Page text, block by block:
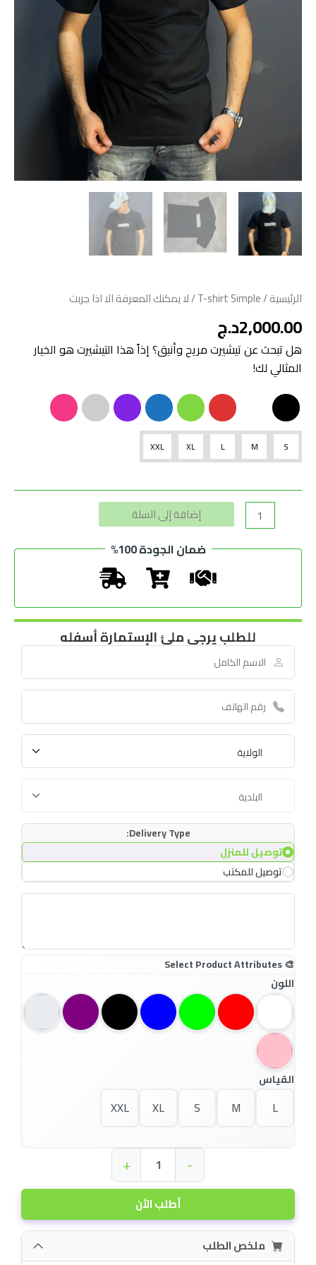
الرئيسية/
T-shirt Simple/ لا يمكنك المعرفة الا اذا جربت
2,000.00د.ج
هل تبحث عن تيشيرت مريح وأنيق؟ إذاً هذا التيشيرت هو الخيار
المثالي لك!
S
M
L
XL
XXL
إضافة إلى السلة
ضمان الجودة 100%
للطلب يرجى ملئ الإستمارة أسفله
Delivery Type:
توصيل للمنزل
توصيل للمكتب
اللون
القياس
L
M
S
XL
XXL
أطلب الأن
-
+
ملخص الطلب